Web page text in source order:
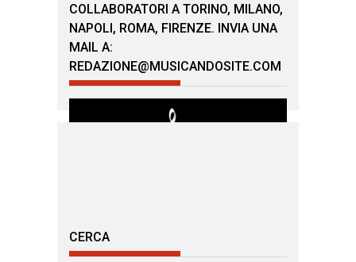
COLLABORATORI A TORINO, MILANO,
NAPOLI, ROMA, FIRENZE. INVIA UNA
MAIL A:
REDAZIONE@MUSICANDOSITE.COM
CERCA